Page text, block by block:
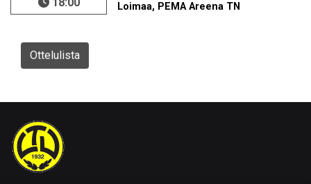
Loimaa, PEMA Areena TN
Ottelulista